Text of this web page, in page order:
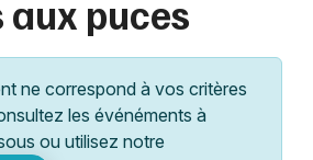
aux puces
ne correspond à vos critères
les événéments à
ou utilisez notre
Effacer les dates